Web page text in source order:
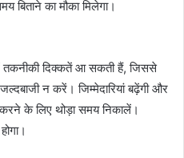
बिताने का मौका मिलेगा।
तकनीकी दिक्कतें आ सकती हैं, जिससे
न करें। जिम्मेदारियां बढ़ेंगी और
के लिए थोड़ा समय निकालें।